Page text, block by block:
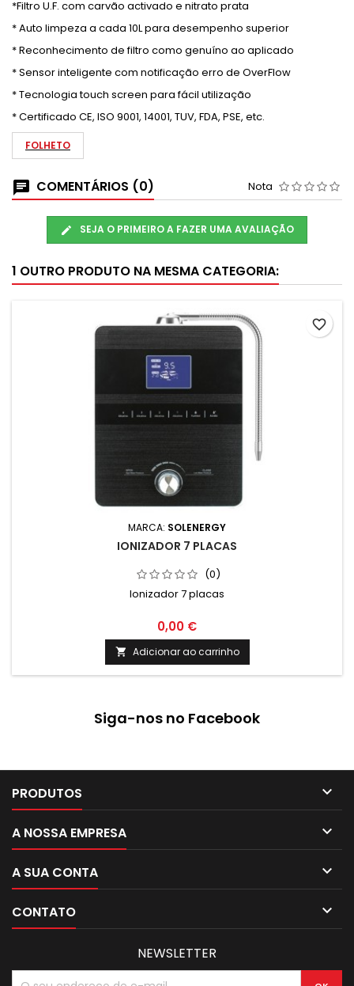
*Filtro U.F. com carvão activado e nitrato prata
* Auto limpeza a cada 10L para desempenho superior
* Reconhecimento de filtro como genuíno ao aplicado
* Sensor inteligente com notificação erro de OverFlow
* Tecnologia touch screen para fácil utilização
* Certificado CE, ISO 9001, 14001, TUV, FDA, PSE, etc.
FOLHETO
COMENTÁRIOS (0) Nota
SEJA O PRIMEIRO A FAZER UMA AVALIAÇÃO
1 OUTRO PRODUTO NA MESMA CATEGORIA:
MARCA: SOLENERGY
IONIZADOR 7 PLACAS
(0)
Ionizador 7 placas
0,00 €
 Adicionar ao carrinho
favorite_border
Siga-nos no Facebook
PRODUTOS 
A NOSSA EMPRESA 
A SUA CONTA 
CONTATO 
NEWSLETTER